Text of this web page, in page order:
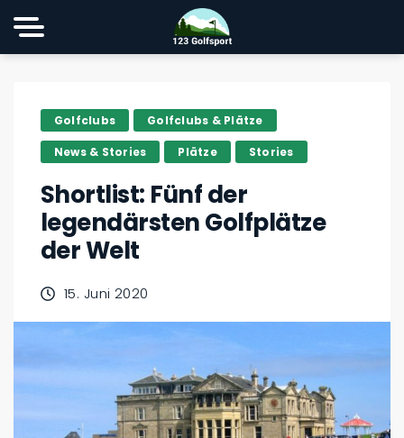
Golfclubs Golfclubs & Plätze
News & Stories Plätze Stories
Shortlist: Fünf der
legendärsten Golfplätze
der Welt
15. Juni 2020